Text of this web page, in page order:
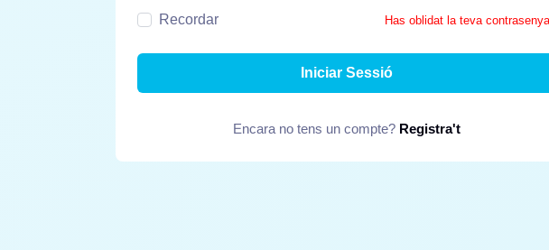
Recordar Has oblidat la teva
Iniciar Sessió
Encara no tens un compte? Registra't